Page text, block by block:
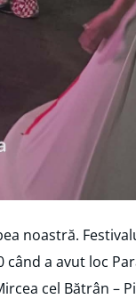
noastră.
a avut loc
cel Bătrân –